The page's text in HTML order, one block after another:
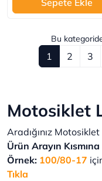
Sepete Ekle
Bu
1 2 3
Motosiklet
Aradığınız
Ürün Arayın Kısmına
Örnek: 100/80-17
Tıkla